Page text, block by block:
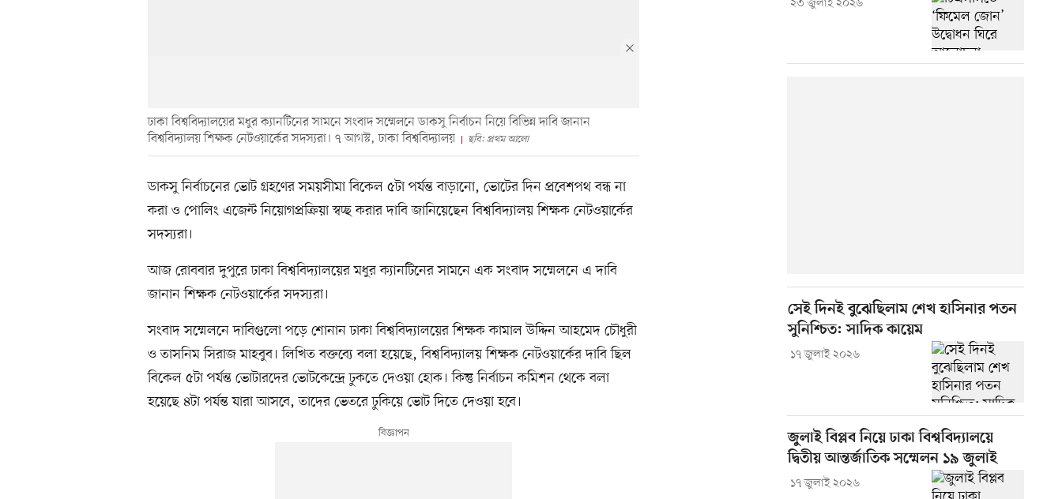
ঢাকা বিশ্ববিদ্যালয়ের মধুর ক্যানটিনের সামনে সংবাদ সম্মেলনে ডাকসু নির্বাচন নিয়ে বিভিন্ন দাবি জানান
বিশ্ববিদ্যালয় শিক্ষক নেটওয়ার্কের সদস্যরা। ৭ আগস্ট, ঢাকা বিশ্ববিদ্যালয়
ছবি: প্রথম আলো
ডাকসু নির্বাচনের ভোট গ্রহণের সময়সীমা বিকেল ৫টা পর্যন্ত বাড়ানো, ভোটের দিন প্রবেশপথ বন্ধ না
করা ও পোলিং এজেন্ট নিয়োগপ্রক্রিয়া স্বচ্ছ করার দাবি জানিয়েছেন বিশ্ববিদ্যালয় শিক্ষক নেটওয়ার্কের
সদস্যরা।
আজ রোববার দুপুরে ঢাকা বিশ্ববিদ্যালয়ের মধুর ক্যানটিনের সামনে এক সংবাদ সম্মেলনে এ দাবি
জানান শিক্ষক নেটওয়ার্কের সদস্যরা।
সংবাদ সম্মেলনে দাবিগুলো পড়ে শোনান ঢাকা বিশ্ববিদ্যালয়ের শিক্ষক কামাল উদ্দিন আহমেদ চৌধুরী
ও তাসনিম সিরাজ মাহবুব। লিখিত বক্তব্যে বলা হয়েছে, বিশ্ববিদ্যালয় শিক্ষক নেটওয়ার্কের দাবি ছিল
বিকেল ৫টা পর্যন্ত ভোটারদের ভোটকেন্দ্রে ঢুকতে দেওয়া হোক। কিন্তু নির্বাচন কমিশন থেকে বলা
হয়েছে ৪টা পর্যন্ত যারা আসবে, তাদের ভেতরে ঢুকিয়ে ভোট দিতে দেওয়া হবে।
২৩ জুলাই ২০২৬
সেই দিনই বুঝেছিলাম শেখ হাসিনার পতন
সুনিশ্চিত: সাদিক কায়েম
১৭ জুলাই ২০২৬
জুলাই বিপ্লব নিয়ে ঢাকা বিশ্ববিদ্যালয়ে
দ্বিতীয় আন্তর্জাতিক সম্মেলন ১৯ জুলাই
১৭ জুলাই ২০২৬